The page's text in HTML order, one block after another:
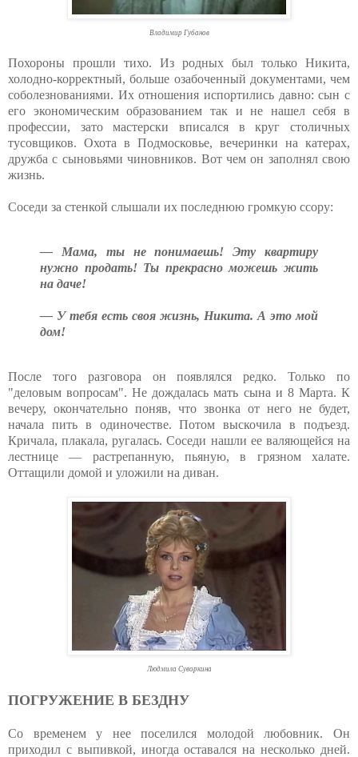
Владимир Губанов
Похороны прошли тихо. Из родных был только Никита,
холодно-корректный, больше озабоченный документами, чем
соболезнованиями. Их отношения испортились давно: сын с
его экономическим образованием так и не нашел себя в
профессии, зато мастерски вписался в круг столичных
тусовщиков. Охота в Подмосковье, вечеринки на катерах,
дружба с сыновьями чиновников. Вот чем он заполнял свою
жизнь.
Соседи за стенкой слышали их последнюю громкую ссору:
— Мама, ты не понимаешь! Эту квартиру
нужно продать! Ты прекрасно можешь жить
на даче!
— У тебя есть своя жизнь, Никита. А это мой
дом!
После того разговора он появлялся редко. Только по
"деловым вопросам". Не дождалась мать сына и 8 Марта. К
вечеру, окончательно поняв, что звонка от него не будет,
начала пить в одиночестве. Потом выскочила в подъезд.
Кричала, плакала, ругалась. Соседи нашли ее валяющейся на
лестнице — растрепанную, пьяную, в грязном халате.
Оттащили домой и уложили на диван.
Людмила Суворкина
ПОГРУЖЕНИЕ В БЕЗДНУ
Со временем у нее поселился молодой любовник. Он
приходил с выпивкой, иногда оставался на несколько дней.